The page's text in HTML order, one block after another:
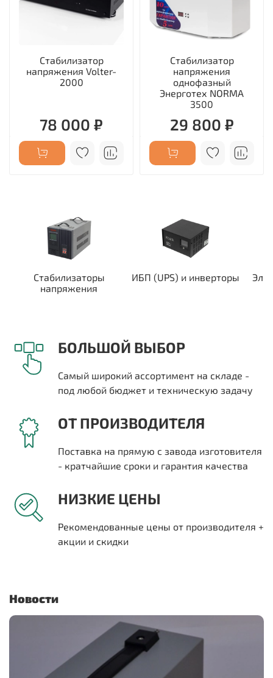
Стабилизатор
напряжения Volter-
2000
78 000 ₽
Стабилизатор
напряжения
однофазный
Энерготех NORMA
3500
29 800 ₽
Стабилизаторы
напряжения
ИБП (UPS) и инверторы
БОЛЬШОЙ ВЫБОР
Самый широкий ассортимент на складе -
под любой бюджет и техническую задачу
ОТ ПРОИЗВОДИТЕЛЯ
Поставка на прямую с завода изготовителя
- кратчайшие сроки и гарантия качества
НИЗКИЕ ЦЕНЫ
Рекомендованные цены от производителя +
акции и скидки
Новости